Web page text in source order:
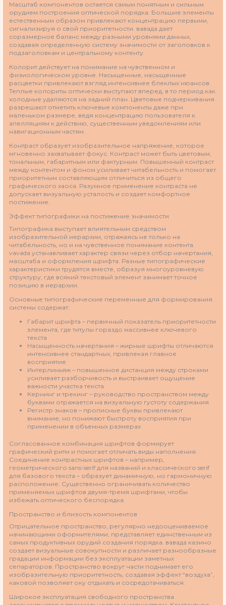
Масштаб компонентов остается самым понятным и сильным
орудием построения оптической порядка. Большие элементы
естественным образом привлекают концентрацию первыми,
сигнализируя о свой приоритетности. вавада дает
соразмерное баланс между разными уровнями данных,
создавая определенную систему значимости от заголовков к
подзаголовкам и центральному контенту.
Колорит действует на понимание на чувственном и
физиологическом уровне. Насыщенные, насыщенные
расцветки привлекают взгляд интенсивнее блеклых нюансов.
Теплые колориты оптически выступают вперед, в то период как
холодные удаляются на задний план. Цветовые подчеркивания
разрешают отметить ключевые компоненты даже при
маленьком размере, ведя концентрацию пользователя к
апелляциям к действию, существенным уведомлениям или
навигационным частям.
Контраст образует изобразительное напряжение, которое
мгновенно захватывает фокус. Контраст может быть цветовым,
тональным, габаритным или фактурным. Повышенный контраст
между контентом и фоном усиливает читабельность и помогает
приоритетным составляющим отличиться из общего
графического хаоса. Разумное применение контраста не
допускает визуальную усталость и создает комфортное
постижение.
Эффект типографики на постижение значимости
Типографика выступает влиятельным средством
изобразительной иерархии, отражаясь не только на
читабельность, но и на чувственное понимание контента.
vavada устанавливает характер связи через отбор начертания,
масштаба и оформления шрифта. Разные типографические
характеристики трудятся вместе, образуя многоуровневую
структуру, где всякий текстовый элемент занимает точное
позицию в иерархии.
Основные типографические переменные для формирования
системы содержат:
Габарит шрифта – первичный показатель приоритетности
элемента, где титулы гораздо массивнее ключевого
текста
Насыщенность начертания – жирные шрифты отличаются
интенсивнее стандартных, привлекая главное
восприятие
Интерлиньяж – повышенное дистанция между строками
усиливает разборчивость и выстраивает ощущение
важности участка текста
Кернинг и трекинг – руководство пространством между
буквами отражается на визуальную густоту содержания
Регистр знаков – прописные буквы привлекают
внимание, но понижают быстроту восприятия при
применении в объемных размерах
Согласованное комбинация шрифтов формирует
графический ритм и помогает отличать виды наполнения.
Соединение контрастных шрифтов – например,
геометрического sans-serif для названий и классического serif
для базового текста – образует динамичную, но гармоничную
расположение. Существенно ограничивать количество
применяемых шрифтов двумя-тремя шрифтами, чтобы
избежать оптического беспорядка.
Пространство и близость компонентов
Отрицательное пространство, регулярно недооцениваемое
начинающими оформителями, представляет единственным из
самых продуктивных орудий создания порядка. вавада казино
создает визуальные совокупности и различает разнообразные
градации информации без эксплуатации заметных
сепараторов. Пространство вокруг части поднимает его
изобразительную приоритетность, создавая эффект “воздуха”,
каковой позволяет оку отдыхать и сосредотачиваться.
Широкое эксплуатация свободного пространства